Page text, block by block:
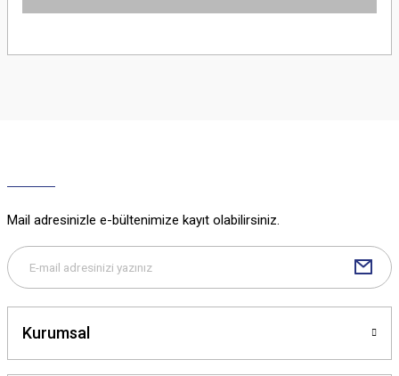
yetersiz gördüğünüz noktaları öneri formunu kullanarak tarafımıza
Bu ürüne benzer farklı alternatifler olmalı.
Mail adresinizle e-bültenimize kayıt olabilirsiniz.
Kurumsal